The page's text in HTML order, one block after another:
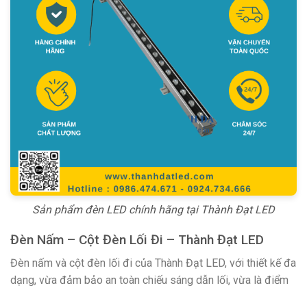
Sản phẩm đèn LED chính hãng tại Thành Đạt LED
Đèn Nấm – Cột Đèn Lối Đi – Thành Đạt LED
Đèn nấm và cột đèn lối đi của Thành Đạt LED, với thiết kế đa
dạng, vừa đảm bảo an toàn chiếu sáng dẫn lối, vừa là điểm